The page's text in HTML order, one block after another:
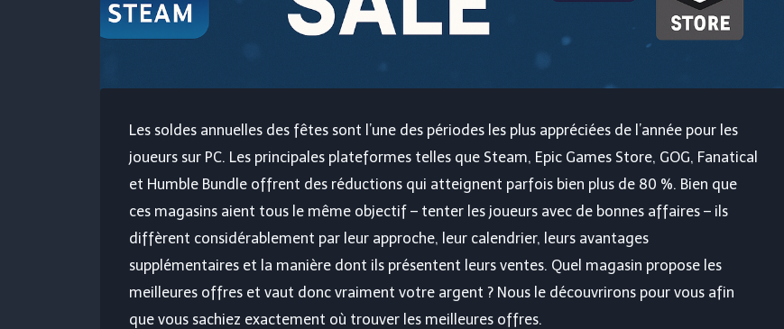
Les soldes annuelles des fêtes sont l’une des périodes les plus appréciées de l’année pour les
joueurs sur PC. Les principales plateformes telles que Steam, Epic Games Store, GOG, Fanatical
et Humble Bundle offrent des réductions qui atteignent parfois bien plus de 80 %. Bien que
ces magasins aient tous le même objectif – tenter les joueurs avec de bonnes affaires – ils
diffèrent considérablement par leur approche, leur calendrier, leurs avantages
supplémentaires et la manière dont ils présentent leurs ventes. Quel magasin propose les
meilleures offres et vaut donc vraiment votre argent ? Nous le découvrirons pour vous afin
que vous sachiez exactement où trouver les meilleures offres.